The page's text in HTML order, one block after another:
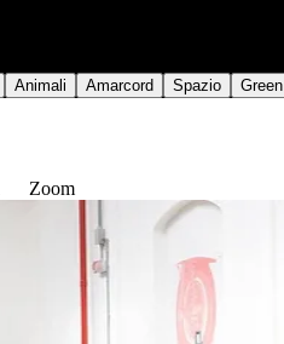
Animali Amarcord Spazio Green
Zoom